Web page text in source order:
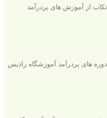
از آموزش های پردرآمد
های پردرآمد آموزشگاه رادیس